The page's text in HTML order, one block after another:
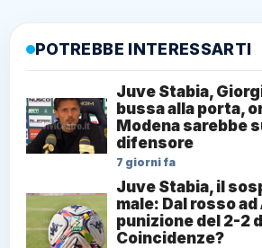
POTREBBE INTERESSARTI
Juve Stabia,
bussa alla porta,
Modena sarebbe
difensore
7 giorni fa
Juve Stabia, il
male: Dal rosso
punizione del 2-2
Coincidenze?